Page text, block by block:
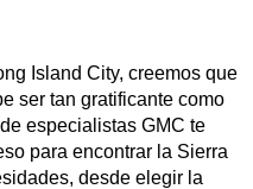
Island City, creemos que
ser tan gratificante como
especialistas GMC te
para encontrar la Sierra
desde elegir la